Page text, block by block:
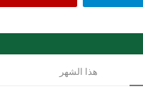
هذا الشهر